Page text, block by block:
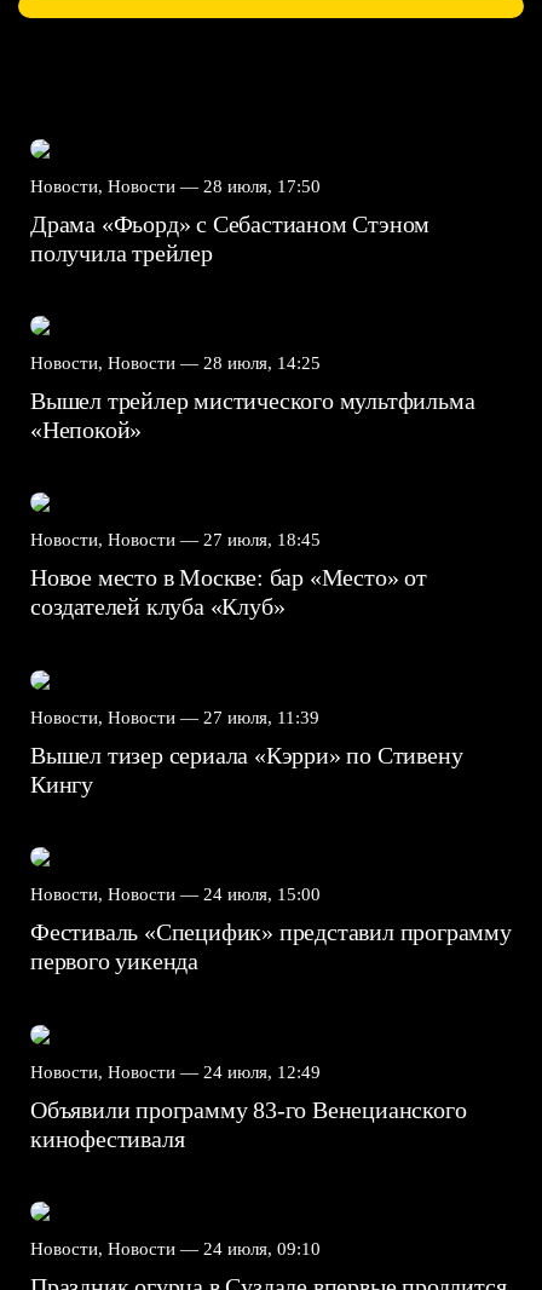
Новости, Новости — 28 июля, 17:50
Драма «Фьорд» с Себастианом Стэном
получила трейлер
Новости, Новости — 28 июля, 14:25
Вышел трейлер мистического мультфильма
«Непокой»
Новости, Новости — 27 июля, 18:45
Новое место в Москве: бар «Место» от
создателей клуба «Клуб»
Новости, Новости — 27 июля, 11:39
Вышел тизер сериала «Кэрри» по Стивену
Кингу
Новости, Новости — 24 июля, 15:00
Фестиваль «Специфик» представил программу
первого уикенда
Новости, Новости — 24 июля, 12:49
Объявили программу 83-го Венецианского
кинофестиваля
Новости, Новости — 24 июля, 09:10